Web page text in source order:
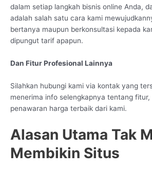
dalam setiap langkah bisnis online Anda,
adalah salah satu cara kami
bertanya maupun berkonsultasi kepada
dipungut tarif apapun.
Dan Fitur Profesional Lainnya
Silahkan hubungi kami via kontak yang
menerima info selengkapnya tentang
penawaran harga terbaik dari kami.
Alasan Utama Tak
Membikin Situs